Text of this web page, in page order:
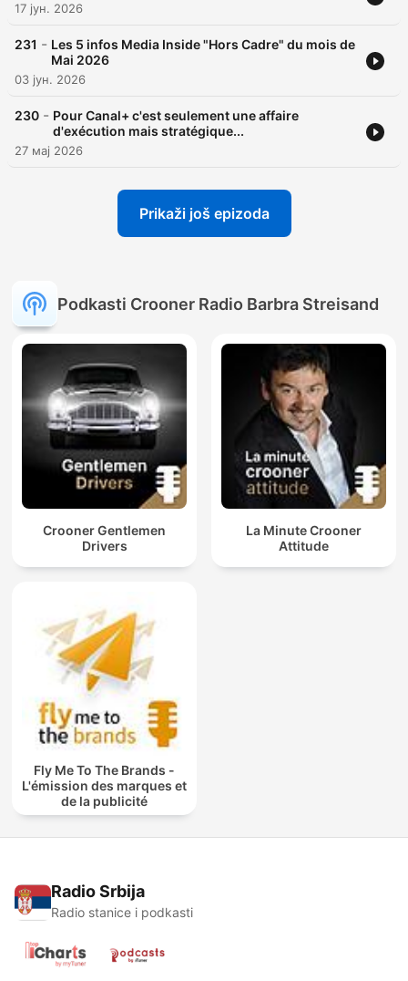
17 јун. 2026
231 - Les 5 infos Media Inside "Hors Cadre" du mois de
Mai 2026
03 јун. 2026
230 - Pour Canal+ c'est seulement une affaire
d'exécution mais stratégique...
27 мај 2026
Prikaži još epizoda
Podkasti Crooner Radio Barbra Streisand
Crooner Gentlemen
Drivers
La Minute Crooner
Attitude
Fly Me To The Brands -
L'émission des marques et
de la publicité
Radio Srbija
Radio stanice i podkasti